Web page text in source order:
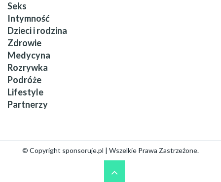
Seks
Intymność
Dzieci i rodzina
Zdrowie
Medycyna
Rozrywka
Podróże
Lifestyle
Partnerzy
© Copyright sponsoruje.pl | Wszelkie Prawa Zastrzeżone.